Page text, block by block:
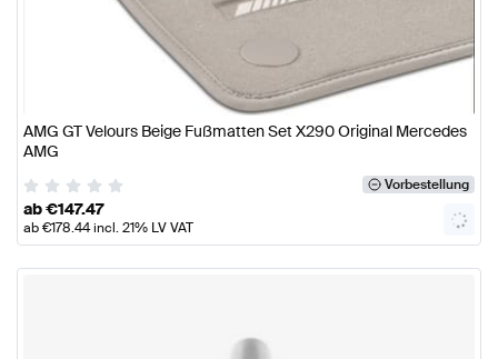
AMG GT Velours Beige Fußmatten Set X290 Original Mercedes
AMG
Vorbestellung
ab€147.47
ab€178.44incl. 21% LV VAT